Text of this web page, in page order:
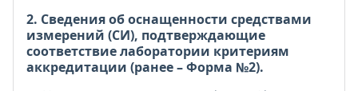
2. Сведения об оснащенности средствами
измерений (СИ), подтверждающие
соответствие лаборатории критериям
аккредитации (ранее – Форма №2).